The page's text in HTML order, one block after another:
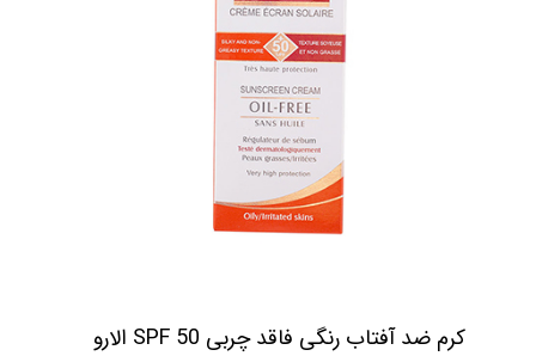
کرم ضد آفتاب رنگی فاقد چربی SPF 50 الارو